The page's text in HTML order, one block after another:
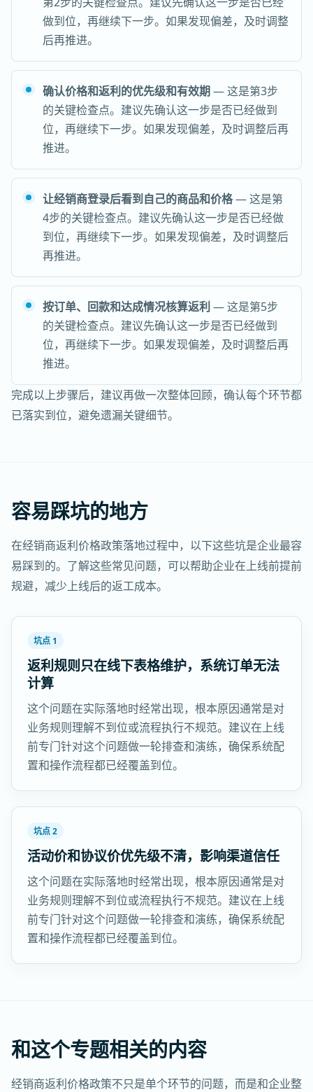
做到位，再继续下一步。如果发现偏差，及时调整
后再推进。
确认价格和返利的优先级和有效期— 这是第3步
的关键检查点。建议先确认这一步是否已经做到
位，再继续下一步。如果发现偏差，及时调整后再
推进。
让经销商登录后看到自己的商品和价格— 这是第
4步的关键检查点。建议先确认这一步是否已经做
到位，再继续下一步。如果发现偏差，及时调整后
再推进。
按订单、回款和达成情况核算返利 — 这是第5步
的关键检查点。建议先确认这一步是否已经做到
位，再继续下一步。如果发现偏差，及时调整后再
推进。
完成以上步骤后，建议再做一次整体回顾，确认每个环节都
已落实到位，避免遗漏关键细节。
容易踩坑的地方
在经销商返利价格政策落地过程中，以下这些坑是企业最容
易踩到的。了解这些常见问题，可以帮助企业在上线前提前
规避，减少上线后的返工成本。
坑点 1
返利规则只在线下表格维护，系统订单无法
计算
这个问题在实际落地时经常出现，根本原因通常是对
业务规则理解不到位或流程执行不规范。建议在上线
前专门针对这个问题做一轮排查和演练，确保系统配
置和操作流程都已经覆盖到位。
坑点 2
活动价和协议价优先级不清，影响渠道信任
这个问题在实际落地时经常出现，根本原因通常是对
业务规则理解不到位或流程执行不规范。建议在上线
前专门针对这个问题做一轮排查和演练，确保系统配
置和操作流程都已经覆盖到位。
和这个专题相关的内容
经销商返利价格政策不只是单个环节的问题，而是和企业整